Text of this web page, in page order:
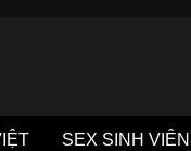
SEX SINH VIÊN